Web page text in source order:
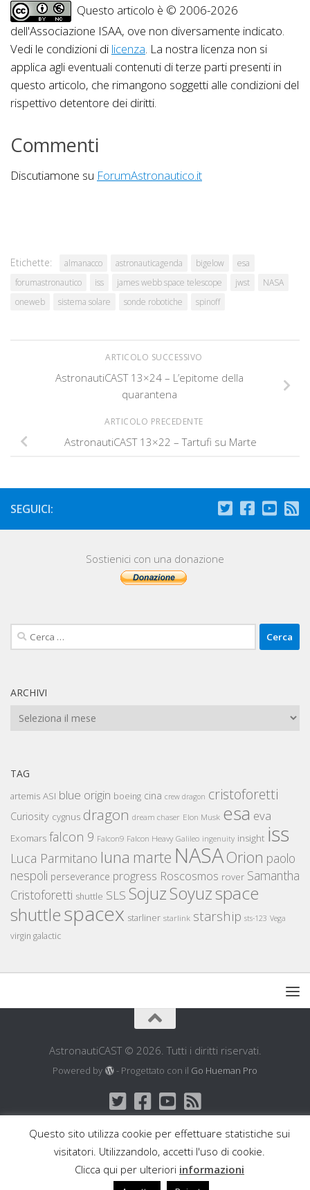
Questo articolo è © 2006-2026
dell'Associazione ISAA, ove non diversamente indicato.
Vedi le condizioni di licenza. La nostra licenza non si
applica agli eventuali contenuti di terze parti presenti in
questo articolo, che rimangono soggetti alle condizioni del
rispettivo detentore dei diritti.
Commenti
Discutiamone su ForumAstronautico.it
Etichette: almanacco astronauticagenda bigelow
esa
forumastronautico
iss james webb space telescope jwst
NASA
oneweb
sistema solare sonde robotiche spinoff
ARTICOLO SUCCESSIVO
AstronautiCAST 13×24 – L’epitome della
quarantena
ARTICOLO PRECEDENTE
AstronautiCAST 13×22 – Tartufi su Marte
SEGUICI:
Sostienici con una donazione
Ricerca
per:
ARCHIVI
Archivi
TAG
artemis ASI blue origin boeing cina crew dragon cristoforetti
Curiosity cygnus dragon dream chaser Elon Musk esa eva
Exomars falcon 9 Falcon9 Falcon Heavy Galileo ingenuity insight iss
Luca Parmitano luna marte NASAOrion paolo
nespoli perseverance progress Roscosmos rover Samantha
Cristoforetti shuttle SLS SojuzSoyuzspace
shuttlespacex starliner starlink starship sts-123 Vega
virgin galactic
AstronautiCAST © 2026. Tutti i diritti riservati.
Powered by - Progettato con il Go Hueman Pro
Questo sito utilizza cookie per effettuare statistiche sui
visitatori. Utilizzandolo, accetti l'uso di cookie.
Clicca qui per ulteriori informazioni